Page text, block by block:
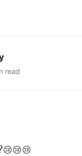
read